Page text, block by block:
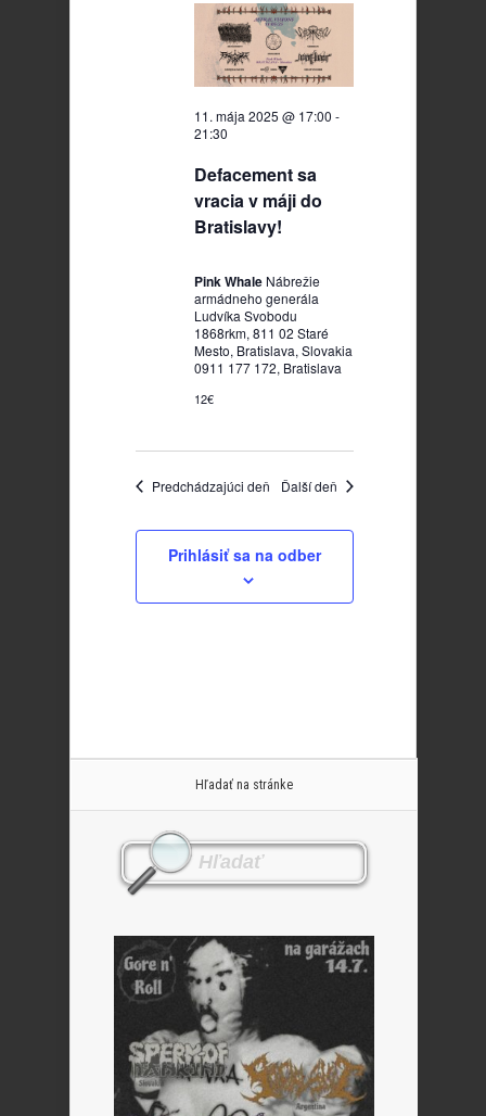
Defacement sa
vracia v máji do
Bratislavy!
11. mája 2025 @ 17:00 -
21:30
Pink Whale Nábrežie
armádneho generála
Ludvíka Svobodu
1868rkm, 811 02 Staré
Mesto, Bratislava, Slovakia
0911 177 172, Bratislava
12€
Predchádzajúci deň Ďalší deň
Prihlásiť sa na odber
Hľadať na stránke